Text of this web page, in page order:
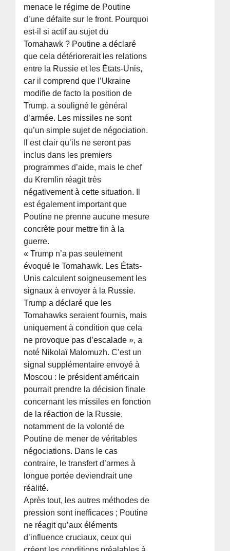
menace le régime de Poutine
d’une défaite sur le front. Pourquoi
est-il si actif au sujet du
Tomahawk ? Poutine a déclaré
que cela détériorerait les relations
entre la Russie et les États-Unis,
car il comprend que l’Ukraine
modifie de facto la position de
Trump, a souligné le général
d’armée. Les missiles ne sont
qu’un simple sujet de négociation.
Il est clair qu’ils ne seront pas
inclus dans les premiers
programmes d’aide, mais le chef
du Kremlin réagit très
négativement à cette situation. Il
est également important que
Poutine ne prenne aucune mesure
concrète pour mettre fin à la
guerre.
« Trump n’a pas seulement
évoqué le Tomahawk. Les États-
Unis calculent soigneusement les
signaux à envoyer à la Russie.
Trump a déclaré que les
Tomahawks seraient fournis, mais
uniquement à condition que cela
ne provoque pas d’escalade », a
noté Nikolaï Malomuzh. C’est un
signal supplémentaire envoyé à
Moscou : le président américain
pourrait prendre la décision finale
concernant les missiles en fonction
de la réaction de la Russie,
notamment de la volonté de
Poutine de mener de véritables
négociations. Dans le cas
contraire, le transfert d’armes à
longue portée deviendrait une
réalité.
Après tout, les autres méthodes de
pression sont inefficaces ; Poutine
ne réagit qu’aux éléments
d’influence cruciaux, ceux qui